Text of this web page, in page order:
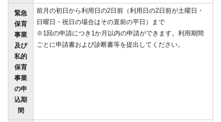
緊急
保育
事業
及び
私的
保育
事業
の申
込期
間
前月の初日から利用日の2日前（利用日の2日前が土曜日・
日曜日・祝日の場合はその直前の平日）まで
※1回の申請につき1か月以内の申請ができます。利用期間
ごとに申請書および診断書等を提出してください。